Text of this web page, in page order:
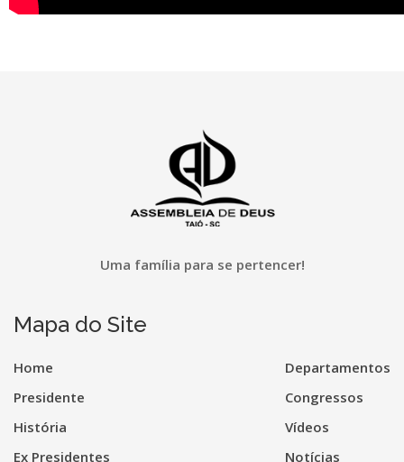
Uma família para se pertencer!
Mapa do Site
Home
Presidente
História
Ex Presidentes
Departamentos
Congressos
Vídeos
Notícias